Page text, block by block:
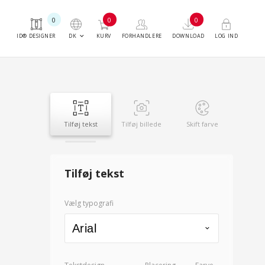
ID® DESIGNER
0
DK keyboard_arrow_down KURV
0
FORHANDLERE DOWNLOAD
0
LOG IND
Tilføj tekst Tilføj billede Skift farve
Tilføj tekst
Vælg typografi
Arial keyboard_arrow_down